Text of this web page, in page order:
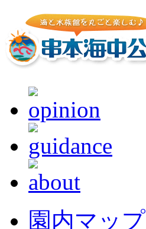
園内マップ